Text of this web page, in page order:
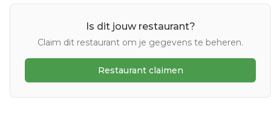
Is dit jouw restaurant?
Claim dit restaurant om je gegevens te beheren.
Restaurant claimen